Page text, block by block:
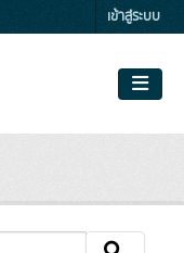
เข้าสู่ระบบ